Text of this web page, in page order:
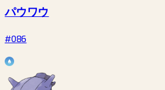
パウワウ
#086